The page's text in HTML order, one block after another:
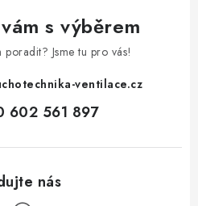
s výběrem
Jsme tu pro vás!
ventilace.cz
602 561 897